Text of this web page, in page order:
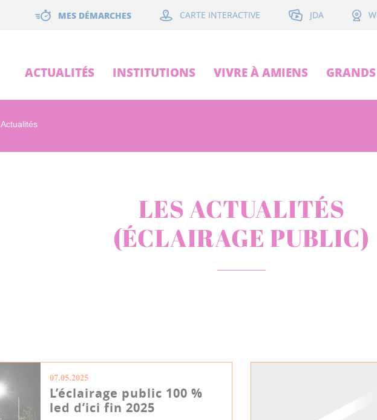
MES DÉMARCHES CARTE INTERACTIVE JDA
ACTUALITÉS INSTITUTIONS VIVRE À AMIENS
Actualités
LES ACTUALITÉS
(ÉCLAIRAGE PUBLIC)
07.05.2025
L’éclairage public 100 %
led d’ici fin 2025